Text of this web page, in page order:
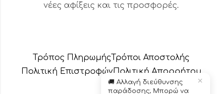
νέες αφίξεις και τις προσφορές.
Τρόπος ΠληρωμήςΤρόποι Αποστολής
Πολιτική ΕπιστροφώνΠολιτική Aπορρήτου
✕
🚚 Αλλαγή διεύθυνσης
παράδοσης; Μπορώ να